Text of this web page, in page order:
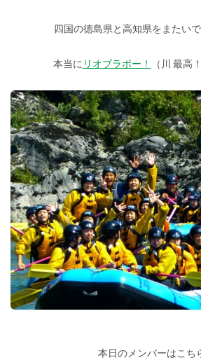
四国の徳島県と高知県をまたい
本当に リオブラボー！ （川 最高
本日のメンバーはこち